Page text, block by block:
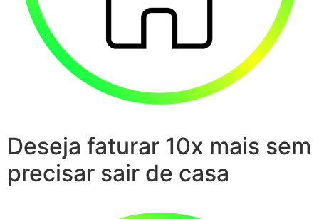
Deseja faturar 10x mais sem
precisar sair de casa